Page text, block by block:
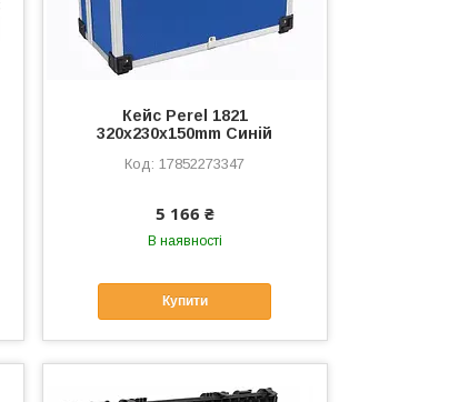
Кейс Perel 1821
320x230x150mm Синій
17852273347
5 166 ₴
В наявності
Купити